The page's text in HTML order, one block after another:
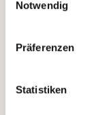
kontaktieren
Notwendig
Präferenzen
Statistiken